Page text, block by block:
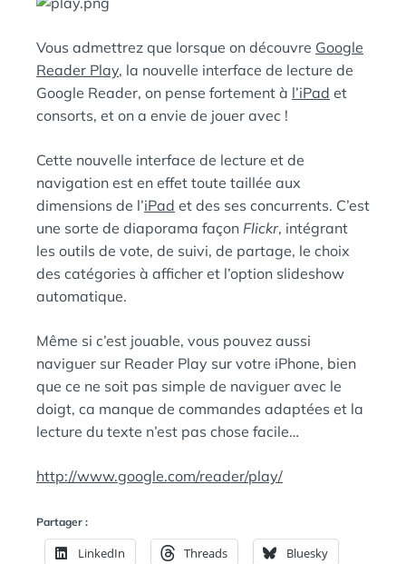
S
Vous admettrez que lorsque on découvre Google
Reader Play, la nouvelle interface de lecture de
Google Reader, on pense fortement à l’iPad et
consorts, et on a envie de jouer avec !
Cette nouvelle interface de lecture et de
navigation est en effet toute taillée aux
dimensions de l’iPad et des ses concurrents. C’est
une sorte de diaporama façon Flickr, intégrant
les outils de vote, de suivi, de partage, le choix
des catégories à afficher et l’option slideshow
automatique.
Même si c’est jouable, vous pouvez aussi
naviguer sur Reader Play sur votre iPhone, bien
que ce ne soit pas simple de naviguer avec le
doigt, ca manque de commandes adaptées et la
lecture du texte n’est pas chose facile…
http://www.google.com/reader/play/
Partager :
LinkedIn Threads Bluesky